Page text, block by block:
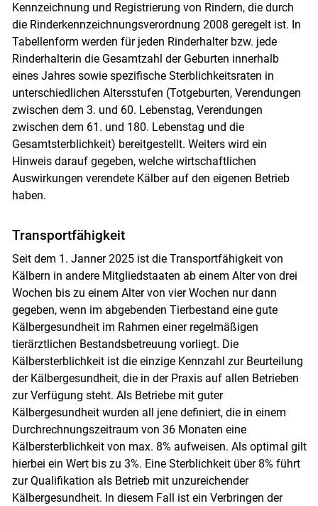
Kennzeichnung und Registrierung von Rindern, die durch
die Rinderkennzeichnungsverordnung 2008 geregelt ist. In
Tabellenform werden für jeden Rinderhalter bzw. jede
Rinderhalterin die Gesamtzahl der Geburten innerhalb
eines Jahres sowie spezifische Sterblichkeitsraten in
unterschiedlichen Altersstufen (Totgeburten, Verendungen
zwischen dem 3. und 60. Lebenstag, Verendungen
zwischen dem 61. und 180. Lebenstag und die
Gesamtsterblichkeit) bereitgestellt. Weiters wird ein
Hinweis darauf gegeben, welche wirtschaftlichen
Auswirkungen verendete Kälber auf den eigenen Betrieb
haben.
Transportfähigkeit
Seit dem 1. Janner 2025 ist die Transportfähigkeit von
Kälbern in andere Mitgliedstaaten ab einem Alter von drei
Wochen bis zu einem Alter von vier Wochen nur dann
gegeben, wenn im abgebenden Tierbestand eine gute
Kälbergesundheit im Rahmen einer regelmäßigen
tierärztlichen Bestandsbetreuung vorliegt. Die
Kälbersterblichkeit ist die einzige Kennzahl zur Beurteilung
der Kälbergesundheit, die in der Praxis auf allen Betrieben
zur Verfügung steht. Als Betriebe mit guter
Kälbergesundheit wurden all jene definiert, die in einem
Durchrechnungszeitraum von 36 Monaten eine
Kälbersterblichkeit von max. 8% aufweisen. Als optimal gilt
hierbei ein Wert bis zu 3%. Eine Sterblichkeit über 8% führt
zur Qualifikation als Betrieb mit unzureichender
Kälbergesundheit. In diesem Fall ist ein Verbringen der